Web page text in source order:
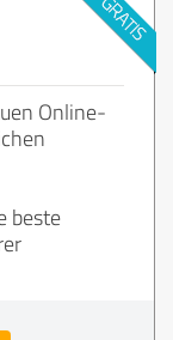
Online-
beste